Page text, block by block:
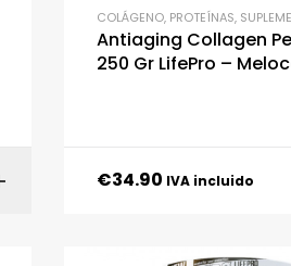
SELECCIONAR
COLÁGENO, PROTEÍNAS,
Antiaging Collagen
250 Gr LifePro –
€34.90 IVA incluido